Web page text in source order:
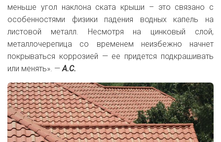
меньше угол наклона ската крыши – это связано с
особенностями физики падения водных капель на
листовой металл. Несмотря на цинковый слой,
металлочерепица со временем неизбежно начнет
покрываться коррозией — ее придется подкрашивать
или менять». —А.С.